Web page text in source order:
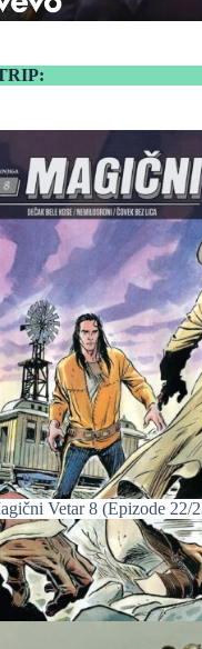
Vetar 8 (Epizode 22/